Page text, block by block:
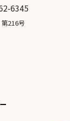
6345
216号